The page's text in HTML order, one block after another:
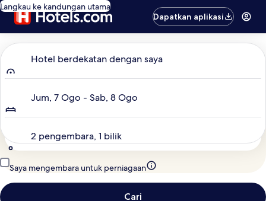
Langkau ke kandungan utama
Dapatkan aplikasi
Hotel berdekatan dengan saya
Jum, 7 Ogo - Sab, 8 Ogo
2 pengembara, 1 bilik
Saya mengembara untuk perniagaan
Cari